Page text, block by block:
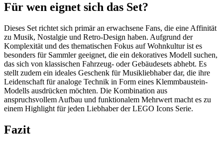
Für wen eignet sich das Set?
Dieses Set richtet sich primär an erwachsene Fans, die eine Affinität
zu Musik, Nostalgie und Retro-Design haben. Aufgrund der
Komplexität und des thematischen Fokus auf Wohnkultur ist es
besonders für Sammler geeignet, die ein dekoratives Modell suchen,
das sich von klassischen Fahrzeug- oder Gebäudesets abhebt. Es
stellt zudem ein ideales Geschenk für Musikliebhaber dar, die ihre
Leidenschaft für analoge Technik in Form eines Klemmbaustein-
Modells ausdrücken möchten. Die Kombination aus
anspruchsvollem Aufbau und funktionalem Mehrwert macht es zu
einem Highlight für jeden Liebhaber der LEGO Icons Serie.
Fazit